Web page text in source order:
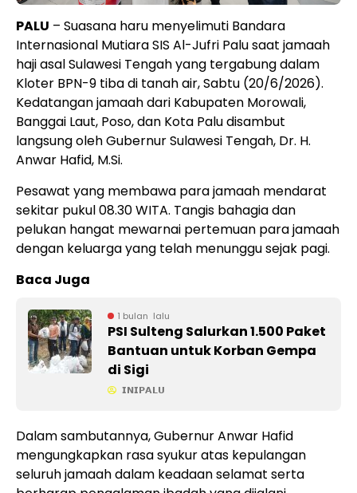
PALU – Suasana haru menyelimuti Bandara
Internasional Mutiara SIS Al-Jufri Palu saat jamaah
haji asal Sulawesi Tengah yang tergabung dalam
Kloter BPN-9 tiba di tanah air, Sabtu (20/6/2026).
Kedatangan jamaah dari Kabupaten Morowali,
Banggai Laut, Poso, dan Kota Palu disambut
langsung oleh Gubernur Sulawesi Tengah, Dr. H.
Anwar Hafid, M.Si.
Pesawat yang membawa para jamaah mendarat
sekitar pukul 08.30 WITA. Tangis bahagia dan
pelukan hangat mewarnai pertemuan para jamaah
dengan keluarga yang telah menunggu sejak pagi.
Baca Juga
1 bulan lalu
PSI Sulteng Salurkan 1.500 Paket
Bantuan untuk Korban Gempa
di Sigi
𝗜𝗡𝗜𝗣𝗔𝗟𝗨
Dalam sambutannya, Gubernur Anwar Hafid
mengungkapkan rasa syukur atas kepulangan
seluruh jamaah dalam keadaan selamat serta